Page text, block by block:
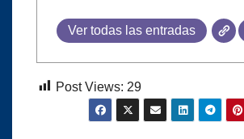
Ver todas las entradas
Post Views: 29